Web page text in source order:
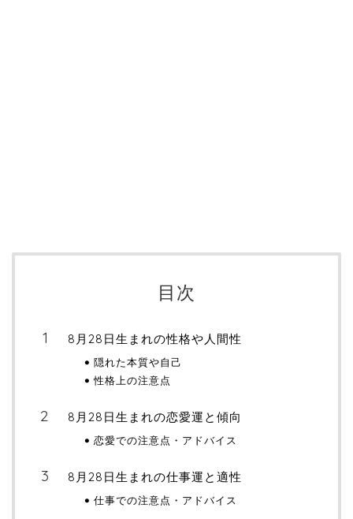
目次
8月28日生まれの性格や人間性
隠れた本質や自己
性格上の注意点
8月28日生まれの恋愛運と傾向
恋愛での注意点・アドバイス
8月28日生まれの仕事運と適性
仕事での注意点・アドバイス